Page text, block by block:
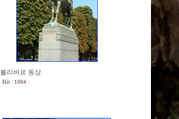
볼리바르 동상
Hit : 1004